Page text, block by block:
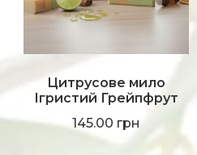
Цитрусове мило
Ігристий Грейпфрут
145.00 грн